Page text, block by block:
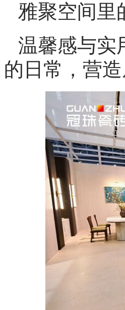
雅聚空间里
温馨感与实
的日常，营